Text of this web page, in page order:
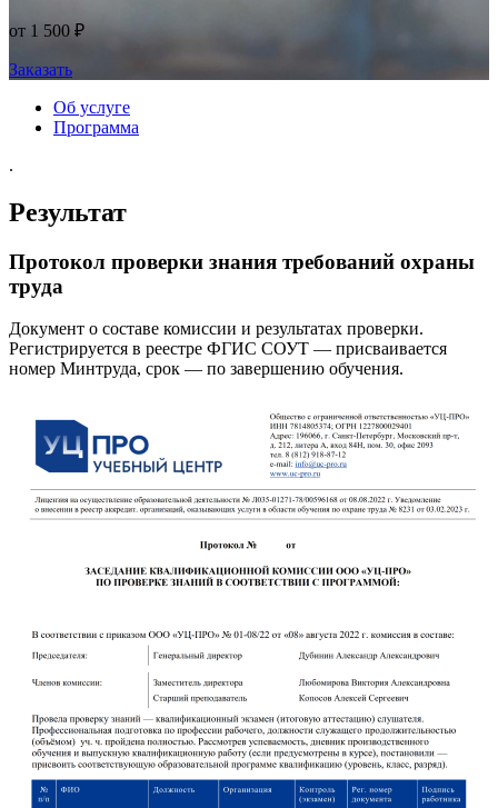
от 1 500 ₽
Заказать
Об услуге
Программа
.
Результат
Протокол проверки знания требований охраны
труда
Документ о составе комиссии и результатах проверки.
Регистрируется в реестре ФГИС СОУТ — присваивается
номер Минтруда, срок — по завершению обучения.